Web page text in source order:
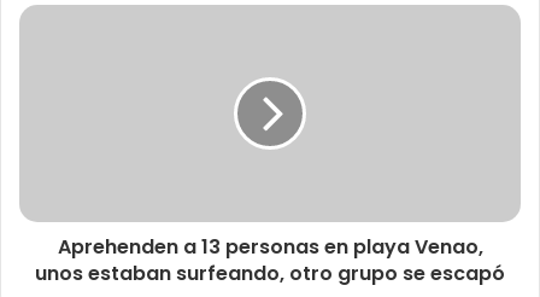
Aprehenden a 13 personas en playa Venao,
unos estaban surfeando, otro grupo se escapó